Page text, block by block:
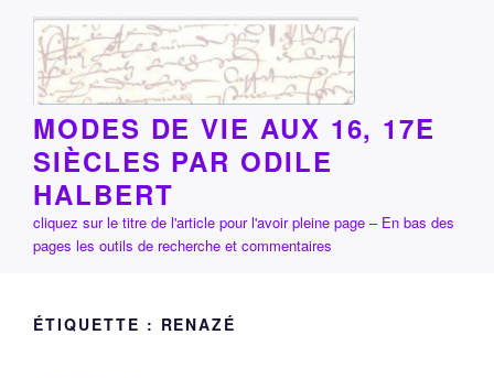
contenu
principal
MODES DE VIE AUX 16, 17E
SIÈCLES PAR ODILE
HALBERT
cliquez sur le titre de l'article pour l'avoir pleine page – En bas des
pages les outils de recherche et commentaires
ÉTIQUETTE : RENAZÉ